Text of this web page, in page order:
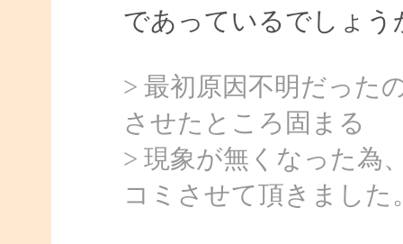
であっているでしょう
> 最初原因不明だった
させたところ固まる
> 現象が無くなった為
コミさせて頂きました